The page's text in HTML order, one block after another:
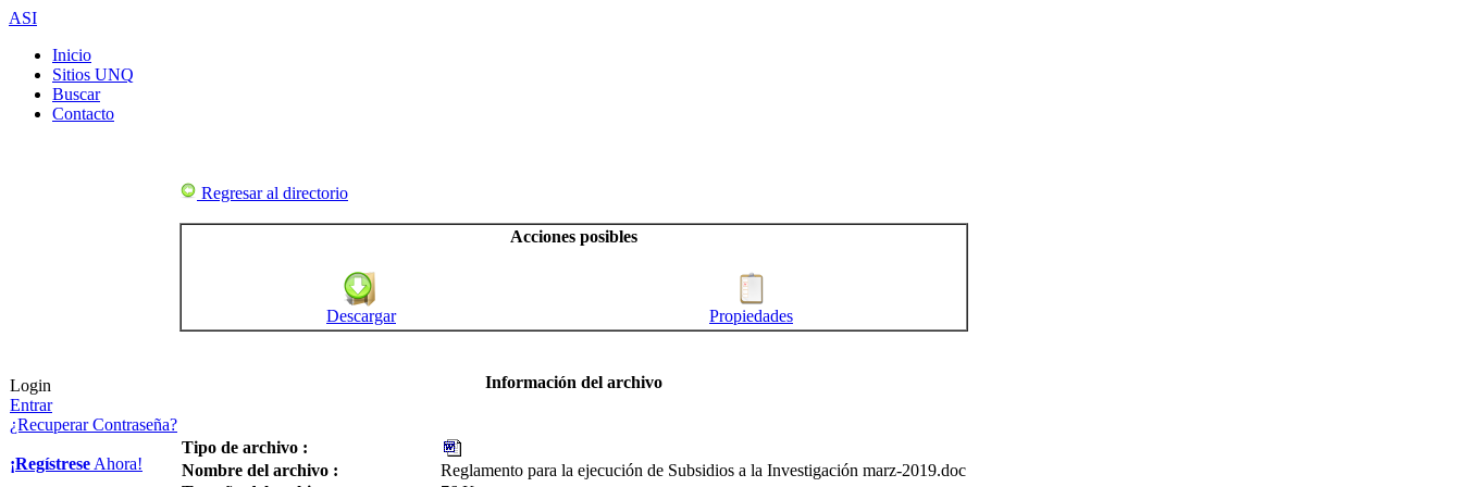
ASI
Inicio
Sitios UNQ
Buscar
Contacto
Login
Entrar
¿Recuperar Contraseña?
¡Regístrese Ahora!
Regresar al directorio
Acciones posibles
Descargar Propiedades
Información del archivo
Tipo de archivo :
Nombre del archivo :
Reglamento para la ejecución de Subsidios a la Investigación marz-2019.doc